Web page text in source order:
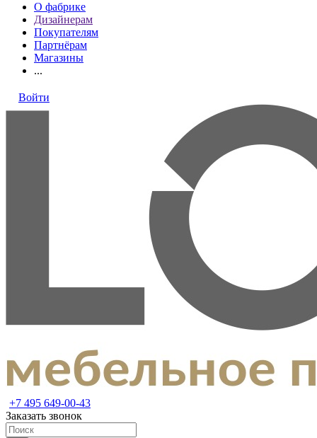
О фабрике
Дизайнерам
Покупателям
Партнёрам
Магазины
...
Войти
+7 495 649-00-43
Заказать звонок